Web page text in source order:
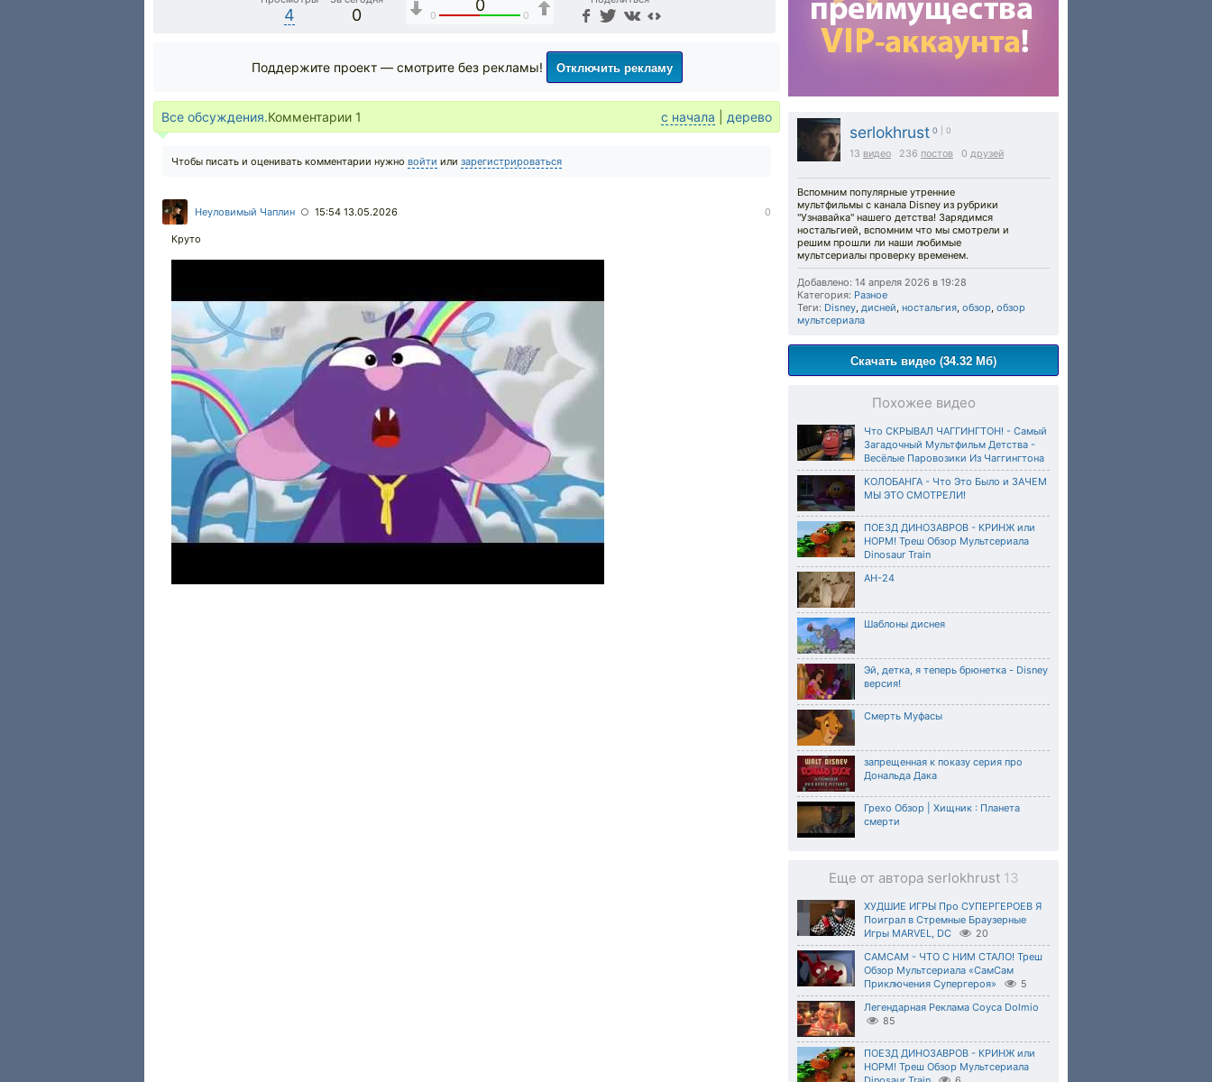
4 0
0
0 0
serlokhrust 0 | 0
13 видео 236 постов 0 друзей
Вспомним популярные утренние
мультфильмы с канала Disney из рубрики
"Узнавайка" нашего детства! Зарядимся
ностальгией, вспомним что мы смотрели и
решим прошли ли наши любимые
мультсериалы проверку временем.
Добавлено: 14 апреля 2026 в 19:28
Категория: Разное
Теги: Disney, дисней, ностальгия, обзор, обзор
мультсериала
Скачать видео (34.32 Мб)
Похожее видео
Что СКРЫВАЛ ЧАГГИНГТОН! - Самый
Загадочный Мультфильм Детства -
Весёлые Паровозики Из Чаггингтона
КОЛОБАНГА - Что Это Было и ЗАЧЕМ
МЫ ЭТО СМОТРЕЛИ!
ПОЕЗД ДИНОЗАВРОВ - КРИНЖ или
НОРМ! Треш Обзор Мультсериала
Dinosaur Train
АН-24
Шаблоны диснея
Эй, детка, я теперь брюнетка - Disney
версия!
Смерть Муфасы
запрещенная к показу серия про
Дональда Дака
Грехо Обзор | Хищник : Планета
смерти
Еще от автора serlokhrust 13
ХУДШИЕ ИГРЫ Про СУПЕРГЕРОЕВ Я
Поиграл в Стремные Браузерные
Игры MARVEL, DC
20
САМСАМ - ЧТО С НИМ СТАЛО! Треш
Обзор Мультсериала «СамСам
Приключения Супергероя»
5
Легендарная Реклама Соуса Dolmio
85
ПОЕЗД ДИНОЗАВРОВ - КРИНЖ или
НОРМ! Треш Обзор Мультсериала
Поддержите проект — смотрите без рекламы! Отключить рекламу
Все обсуждения.Комментарии 1 с начала дерево
Чтобы писать и оценивать комментарии нужно войти или зарегистрироваться
Неуловимый Чаплин ○ 15:54 13.05.2026 0
Круто